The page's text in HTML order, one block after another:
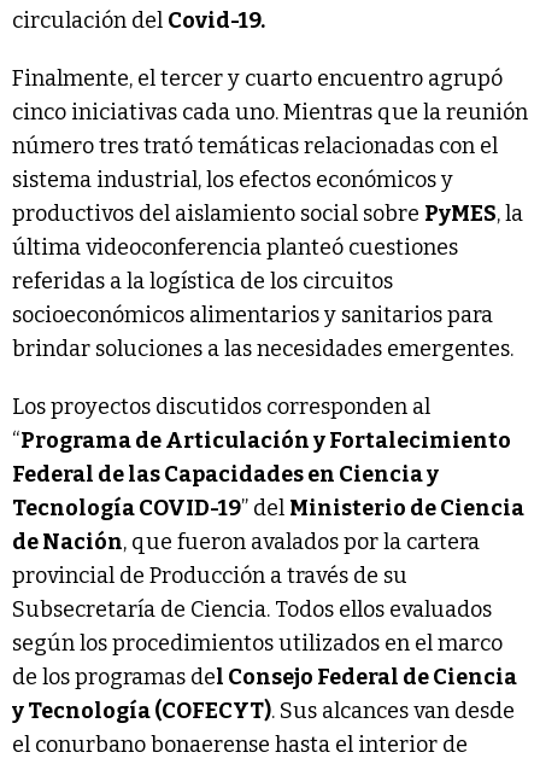
circulación del Covid-19.
Finalmente, el tercer y cuarto encuentro agrupó
cinco iniciativas cada uno. Mientras que la reunión
número tres trató temáticas relacionadas con el
sistema industrial, los efectos económicos y
productivos del aislamiento social sobre PyMES, la
última videoconferencia planteó cuestiones
referidas a la logística de los circuitos
socioeconómicos alimentarios y sanitarios para
brindar soluciones a las necesidades emergentes.
Los proyectos discutidos corresponden al
“Programa de Articulación y Fortalecimiento
Federal de las Capacidades en Ciencia y
Tecnología COVID-19” del Ministerio de Ciencia
de Nación, que fueron avalados por la cartera
provincial de Producción a través de su
Subsecretaría de Ciencia. Todos ellos evaluados
según los procedimientos utilizados en el marco
de los programas del Consejo Federal de Ciencia
y Tecnología (COFECYT). Sus alcances van desde
el conurbano bonaerense hasta el interior de